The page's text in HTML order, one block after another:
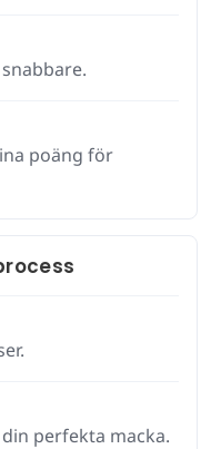
poäng för
perfekta macka.